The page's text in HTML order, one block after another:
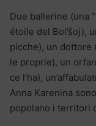
Due ballerine (una
étoile del Bol’šoj),
picche), un dottore
le proprie), un
ce l’ha),
Anna Karenina
popolano i territori